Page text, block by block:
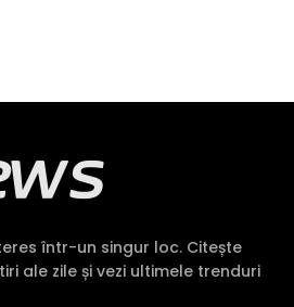
într-un singur loc. Citește
ale zile și vezi ultimele trenduri